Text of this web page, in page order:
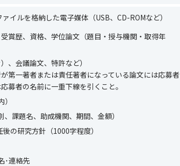
ァイルを格納した電子媒体（USB、 CD-ROMなど）
賞歴、資格、学位論文（題目・授与機関・取得年
、会議論文、特許など）
第一著者または責任著者になっている論文には応募者
募者の名前に一重下線を引くこと。
課題名、助成機関、期間、金額）
後の研究方針（1000字程度）
･連絡先